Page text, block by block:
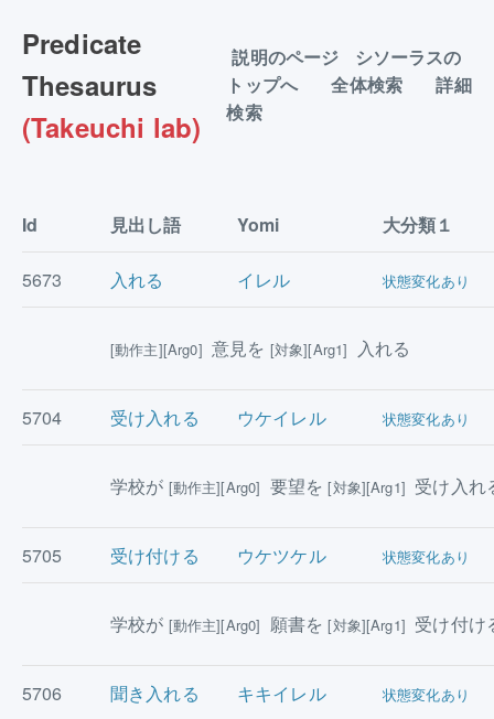
Predicate
Thesaurus
(Takeuchi lab)
説明のページ
シソーラスの
トップへ
全体検索
詳細
検索
Id 見出し語 Yomi 大分類１
5673 入れる イレル 状態変化あり
[動作主][Arg0] 意見を [対象][Arg1] 入れる
5704 受け入れる ウケイレル 状態変化あり
学校が [動作主][Arg0] 要望を[対象][Arg1] 受け入
5705 受け付ける ウケツケル 状態変化あり
学校が [動作主][Arg0] 願書を[対象][Arg1] 受け付
5706 聞き入れる キキイレル 状態変化あり